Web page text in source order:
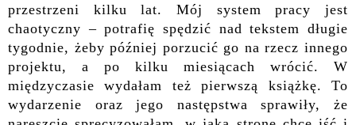
przestrzeni kilku lat. Mój system pracy jest
chaotyczny – potrafię spędzić nad tekstem długie
tygodnie, żeby później porzucić go na rzecz innego
projektu, a po kilku miesiącach wrócić. W
międzyczasie wydałam też pierwszą książkę. To
wydarzenie oraz jego następstwa sprawiły, że